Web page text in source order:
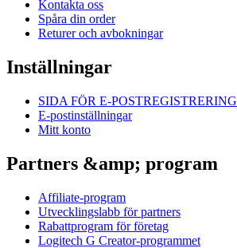
Kontakta oss
Spåra din order
Returer och avbokningar
Inställningar
SIDA FÖR E-POSTREGISTRERING
E-postinställningar
Mitt konto
Partners &amp; program
Affiliate-program
Utvecklingslabb för partners
Rabattprogram för företag
Logitech G Creator-programmet